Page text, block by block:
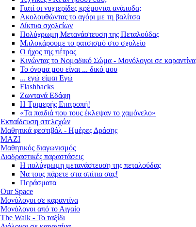
Γιατί οι νυχτερίδες κρέμονται ανάποδα;
Ακολουθώντας το αγόρι με τη βαλίτσα
Δίκτυα σχολείων
Πολύχρωμη Μετανάστευση της Πεταλούδας
Μπλοκάρουμε το ρατσισμό στο σχολείο
Ο ήχος της πέτρας
Κινώντας το Νομαδικό Σώμα - Μονόλογοι σε καραντίνα
Το όνομα μου είναι ... δικό μου
... εγώ είμαι Εγώ
Flashbacks
Ζωντανά Εδάφη
Η Τριμερής Επιτροπή!
«Τα παιδιά που τους έκλεψαν το χαμόγελο»
Εκπαίδευση στελεχών
Μαθητικά φεστιβάλ - Ημέρες Δράσης
ΜΑΖΙ
Μαθητικός διαγωνισμός
Διαδραστικές παραστάσεις
Η πολύχρωμη μετανάστευση της πεταλούδας
Να τους πάρετε στα σπίτια σας!
Περάσματα
Our Space
Μονόλογοι σε καραντίνα
Μονόλογοι από το Αιγαίο
The Walk - Το ταξίδι